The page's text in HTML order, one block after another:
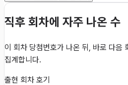
직후 회차에 자주 나온 수
이 회차 당첨번호가 나온 뒤, 바로 다음
집계합니다.
출현 회차 호기